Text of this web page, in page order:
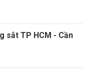
sắt TP HCM - Cần